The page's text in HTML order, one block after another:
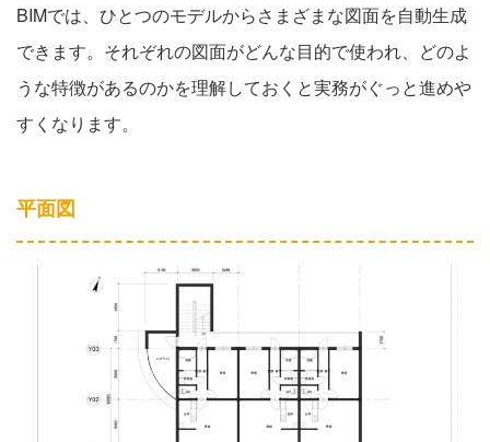
BIMでは、ひとつのモデルからさまざまな図面を自動生成
できます。それぞれの図面がどんな目的で使われ、どのよ
うな特徴があるのかを理解しておくと実務がぐっと進めや
すくなります。
平面図